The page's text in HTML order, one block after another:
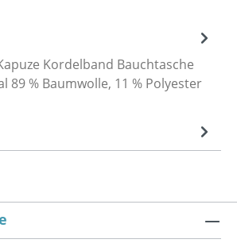
Kordelband Bauchtasche
89 % Baumwolle, 11 % Polyester